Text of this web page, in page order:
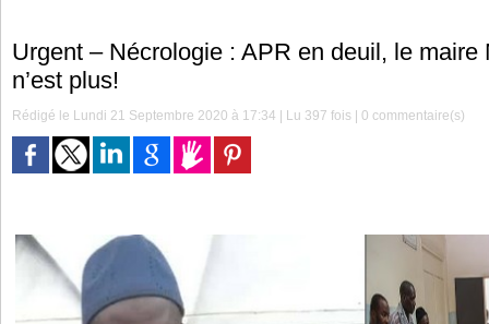
Urgent – Nécrologie : APR en deuil, le maire
n’est plus!
Rédigé le Lundi 21 Septembre 2020 à 17:34 | Lu 397 fois |0 commentaire(s)